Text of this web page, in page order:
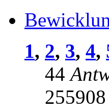
1, 2, 3, 4,
44
255908